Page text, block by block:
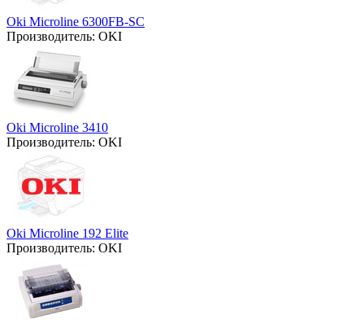
Oki Microline 6300FB-SC
Производитель: OKI
Oki Microline 3410
Производитель: OKI
Oki Microline 192 Elite
Производитель: OKI